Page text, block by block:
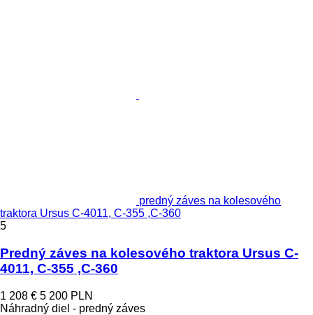
predný záves na kolesového
traktora Ursus C-4011, C-355 ,C-360
5
Predný záves na kolesového traktora Ursus C-
4011, C-355 ,C-360
1 208 € 5 200 PLN
Náhradný diel - predný záves